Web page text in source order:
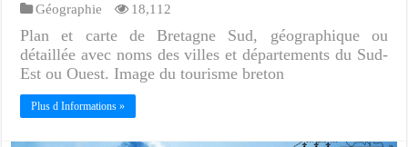
Géographie 18,112
Plan et carte de Bretagne Sud, géographique ou
détaillée avec noms des villes et départements du Sud-
Est ou Ouest. Image du tourisme breton
Plus d Informations »